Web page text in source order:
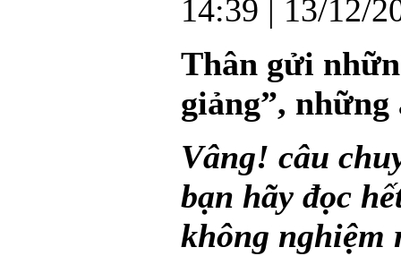
14:39 | 13/12/
Thân gửi
giảng”,
Vâng! câu
bạn hãy đọc
không nghiệm